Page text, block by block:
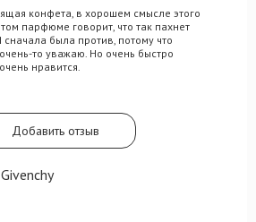
конфета, в хорошем смысле этого
парфюме говорит, что так пахнет
была против, потому что
то уважаю. Но очень быстро
нравится.
Добавить отзыв